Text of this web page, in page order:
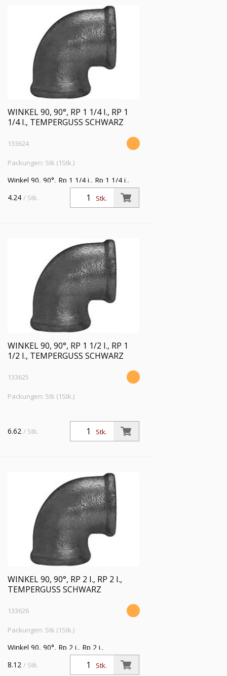
WINKEL 90, 90°, RP 1 1/4 I., RP 1
1/4 I., TEMPERGUSS SCHWARZ
133624
Packungen: Stk (1Stk.)
Winkel 90, 90°, Rp 1 1/4 i., Rp 1 1/4 i.,
Temperguss schwarz,
Betriebstemperatur -20 °C bis 300 °C,
Stk.
4.24 / Stk.
WINKEL 90, 90°, RP 1 1/2 I., RP 1
1/2 I., TEMPERGUSS SCHWARZ
133625
Packungen: Stk (1Stk.)
Stk.
6.62 / Stk.
WINKEL 90, 90°, RP 2 I., RP 2 I.,
TEMPERGUSS SCHWARZ
133626
Packungen: Stk (1Stk.)
Winkel 90, 90°, Rp 2 i., Rp 2 i.,
Temperguss schwarz,
Betriebstemperatur -20 °C bis 300 °C,
Stk.
8.12 / Stk.